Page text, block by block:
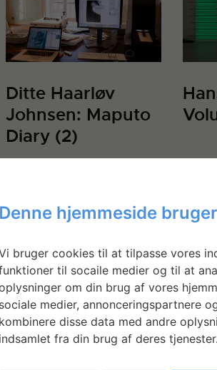
Ditte Haarløv
Johnsen: Maputo
Diary (2)
Denne hjemmeside
bruger cookies til at tilpasse vores
til socaile medier og til at
om din brug af vores
sociale medier, annonceringspartnere
kombinere disse data med andre
indsamlet fra din brug af deres tjenester.